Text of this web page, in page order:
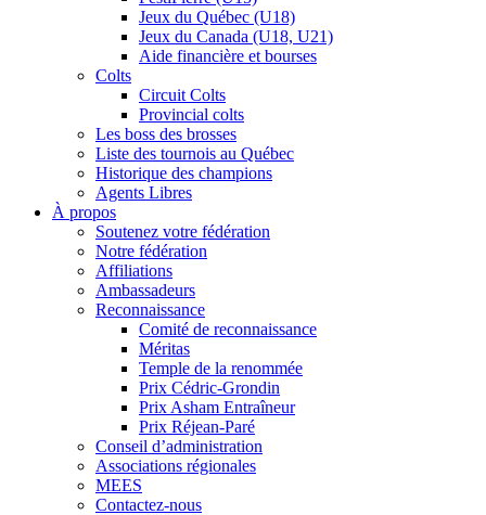
Jeux du Québec (U18)
Jeux du Canada (U18, U21)
Aide financière et bourses
Colts
Circuit Colts
Provincial colts
Les boss des brosses
Liste des tournois au Québec
Historique des champions
Agents Libres
À propos
Soutenez votre fédération
Notre fédération
Affiliations
Ambassadeurs
Reconnaissance
Comité de reconnaissance
Méritas
Temple de la renommée
Prix Cédric-Grondin
Prix Asham Entraîneur
Prix Réjean-Paré
Conseil d’administration
Associations régionales
MEES
Contactez-nous